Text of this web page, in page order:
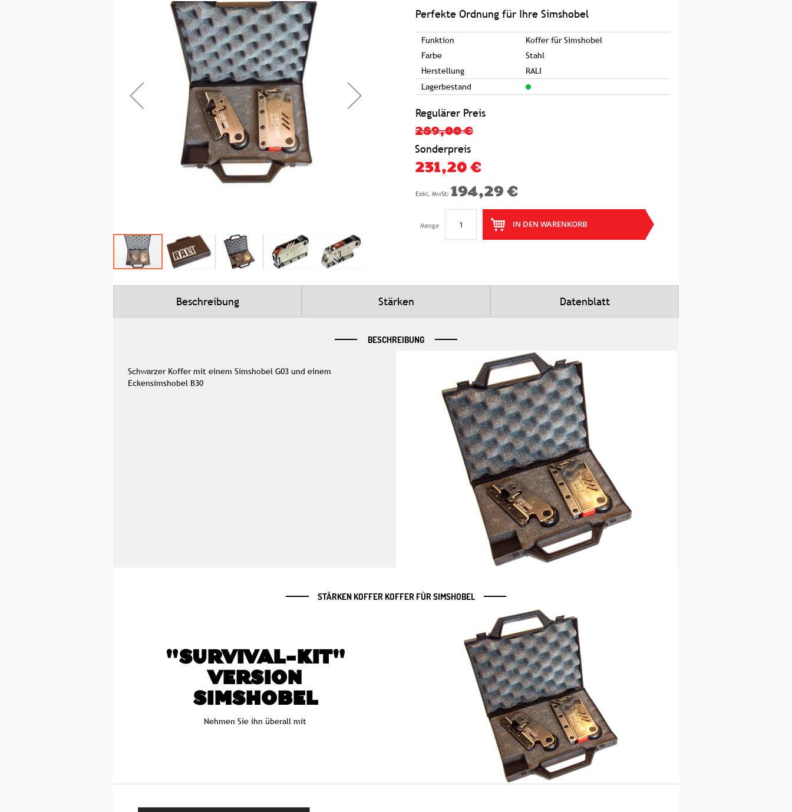
Perfekte Ordnung für Ihre Simshobel
Funktion
Koffer für Simshobel
Farbe
Stahl
Herstellung
RALI
Lagerbestand
Regulärer Preis
289,00 €
Sonderpreis
231,20 €
194,29 €
Menge IN DEN WARENKORB
der
Beschreibung Stärken Datenblatt
BESCHREIBUNG
Schwarzer Koffer mit einem Simshobel G03 und einem
Eckensimshobel B30
STÄRKEN KOFFER KOFFER FÜR SIMSHOBEL
"SURVIVAL-KIT"
VERSION
SIMSHOBEL
Nehmen Sie ihn überall mit